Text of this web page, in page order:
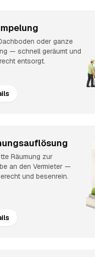
oder ganze
— schnell geräumt und
entsorgt.
Räumung zur
an den Vermieter —
und besenrein.